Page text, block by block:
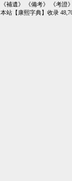
《補遺》 《備考》 《考證》
本站【康熙字典】收录